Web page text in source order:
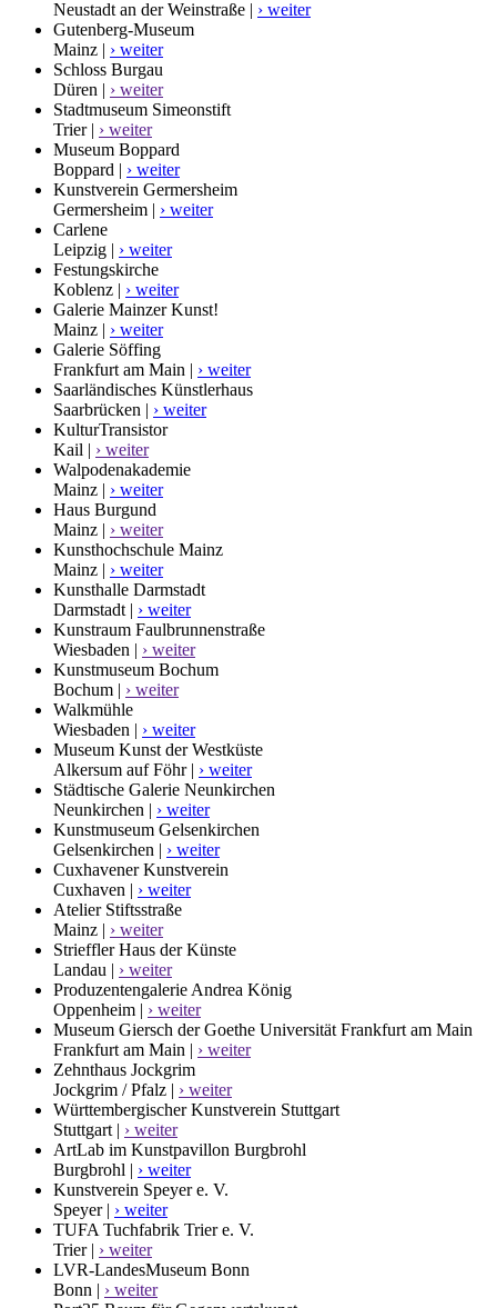
Neustadt an der Weinstraße | › weiter
Gutenberg-Museum
Mainz | › weiter
Schloss Burgau
Düren | › weiter
Stadtmuseum Simeonstift
Trier | › weiter
Museum Boppard
Boppard | › weiter
Kunstverein Germersheim
Germersheim | › weiter
Carlene
Leipzig | › weiter
Festungskirche
Koblenz | › weiter
Galerie Mainzer Kunst!
Mainz | › weiter
Galerie Söffing
Frankfurt am Main | › weiter
Saarländisches Künstlerhaus
Saarbrücken | › weiter
KulturTransistor
Kail | › weiter
Walpodenakademie
Mainz | › weiter
Haus Burgund
Mainz | › weiter
Kunsthochschule Mainz
Mainz | › weiter
Kunsthalle Darmstadt
Darmstadt | › weiter
Kunstraum Faulbrunnenstraße
Wiesbaden | › weiter
Kunstmuseum Bochum
Bochum | › weiter
Walkmühle
Wiesbaden | › weiter
Museum Kunst der Westküste
Alkersum auf Föhr | › weiter
Städtische Galerie Neunkirchen
Neunkirchen | › weiter
Kunstmuseum Gelsenkirchen
Gelsenkirchen | › weiter
Cuxhavener Kunstverein
Cuxhaven | › weiter
Atelier Stiftsstraße
Mainz | › weiter
Strieffler Haus der Künste
Landau | › weiter
Produzentengalerie Andrea König
Oppenheim | › weiter
Museum Giersch der Goethe Universität Frankfurt am Main
Frankfurt am Main | › weiter
Zehnthaus Jockgrim
Jockgrim / Pfalz | › weiter
Württembergischer Kunstverein Stuttgart
Stuttgart | › weiter
ArtLab im Kunstpavillon Burgbrohl
Burgbrohl | › weiter
Kunstverein Speyer e. V.
Speyer | › weiter
TUFA Tuchfabrik Trier e. V.
Trier | › weiter
LVR-LandesMuseum Bonn
Bonn | › weiter